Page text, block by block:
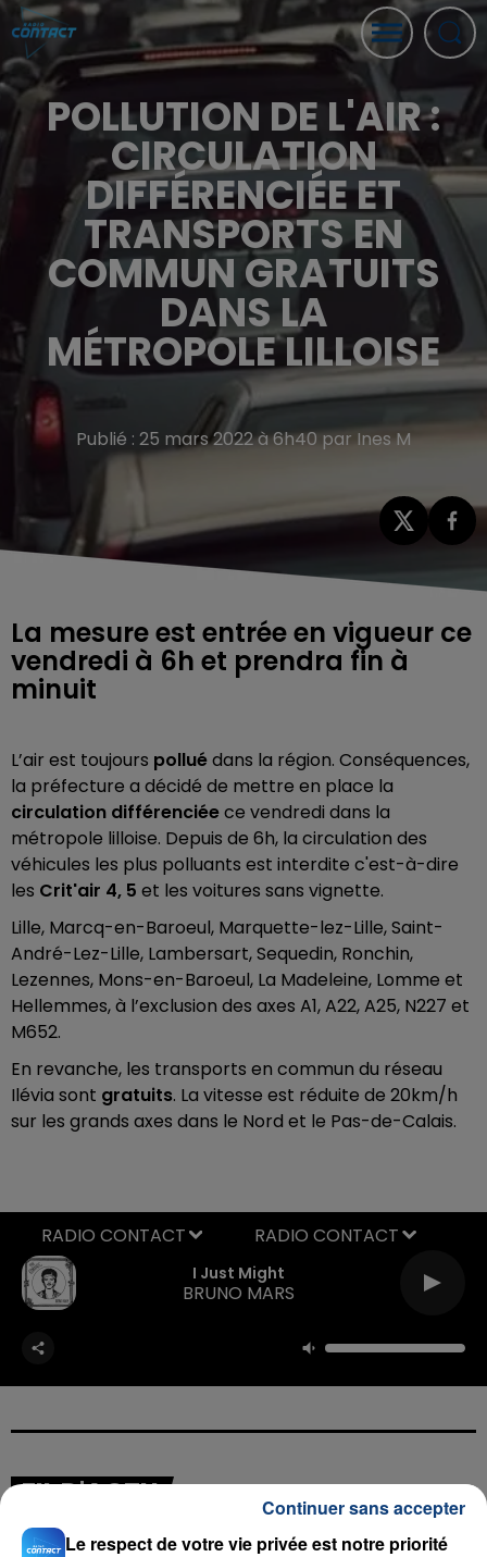
POLLUTION DE L'AIR :
CIRCULATION
DIFFÉRENCIÉE ET
TRANSPORTS EN
COMMUN GRATUITS
DANS LA
MÉTROPOLE LILLOISE
Publié : 25 mars 2022 à 6h40 par Ines M
La mesure est entrée en vigueur ce
vendredi à 6h et prendra fin à
minuit
L’air est toujours polluédans la région. Conséquences,
la préfecture a décidé de mettre en place la
circulation différenciéece vendredi dans la
métropole lilloise. Depuis de 6h, la circulation des
véhicules les plus polluants est interdite c'est-à-dire
les Crit'air 4, 5 et les voitures sans vignette.
Lille, Marcq-en-Baroeul, Marquette-lez-Lille, Saint-
André-Lez-Lille, Lambersart, Sequedin, Ronchin,
Lezennes, Mons-en-Baroeul, La Madeleine, Lomme et
Hellemmes, à l’exclusion des axes A1, A22, A25, N227 et
M652.
En revanche, les transports en commun du réseau
Ilévia sont gratuits. La vitesse est réduite de 20km/h
sur les grands axes dans le Nord et le Pas-de-Calais.
I Just Might
BRUNO MARS
RADIO CONTACT
FIL D'ACTU
Le respect de votre vie privée est notre priorité
Continuer sans accepter